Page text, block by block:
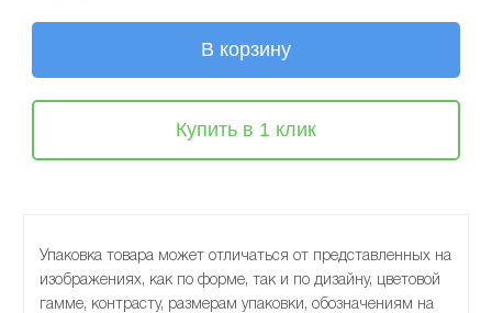
В корзину
Купить в 1 клик
Упаковка товара может отличаться от представленных на
изображениях, как по форме, так и по дизайну, цветовой
гамме, контрасту, размерам упаковки, обозначениям на